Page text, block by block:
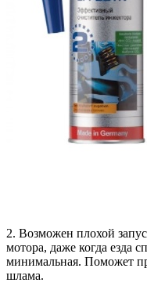
2. Возможен плохой
мотора, даже когда езда
минимальная. Поможет
шлама.